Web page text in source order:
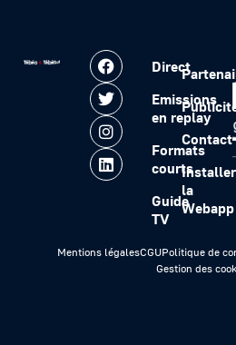
Direct
Emissions
en replay
Formats
courts
Guide
TV
Contact
Installer
la
Webapp
Mentions légalesCGUPolitique de
Gestion des